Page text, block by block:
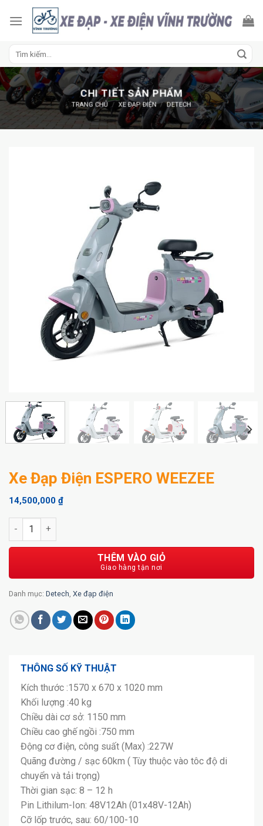
CHI TIẾT SẢN PHẨM
TRANG CHỦ / XE ĐẠP ĐIỆN / DETECH
Xe Đạp Điện ESPERO WEEZEE
14,500,000 ₫
Xe Đạp Điện ESPERO WEEZEE số lượng
THÊM VÀO GIỎ
Danh mục: Detech Xe đạp điện
THÔNG SỐ KỸ THUẬT
Kích thước :1570 x 670 x 1020 mm
Khối lượng :40 kg
Chiều dài cơ sở: 1150 mm
Chiều cao ghế ngồi :750 mm
Động cơ điện, công suất (Max) :227W
Quãng đường / sạc 60km ( Tùy thuộc vào tôc độ di
chuyển và tải trọng)
Thời gian sạc: 8 – 12 h
Pin Lithilum-Ion: 48V12Ah (01x48V-12Ah)
Cỡ lốp trước, sau: 60/100-10